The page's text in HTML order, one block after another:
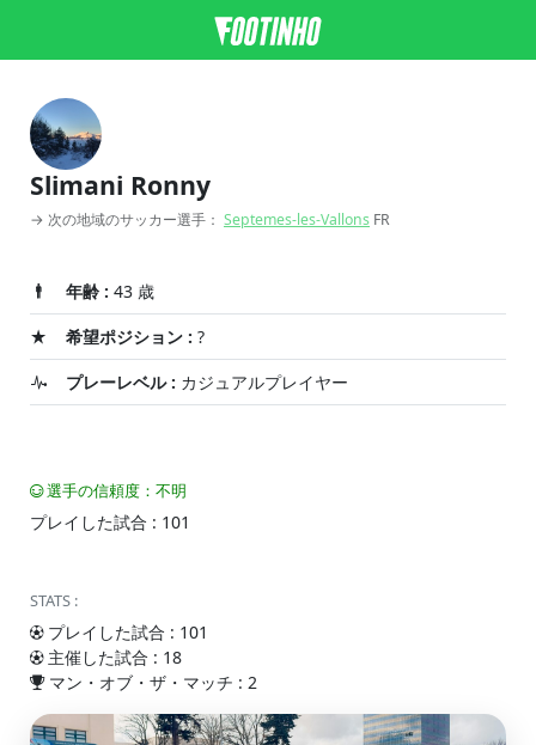
Slimani Ronny
→ 次の地域のサッカー選手： Septemes-les-Vallons FR
年齢 : 43 歳
希望ポジション : ?
プレーレベル : カジュアルプレイヤー
選手の信頼度：不明
プレイした試合 : 101
STATS :
プレイした試合 : 101
主催した試合 : 18
マン・オブ・ザ・マッチ : 2